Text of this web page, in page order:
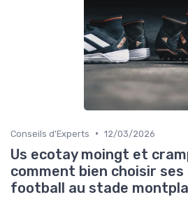
Conseils d'Experts • 12/03/2026
Us ecotay moingt et
comment bien choisir ses
football au stade